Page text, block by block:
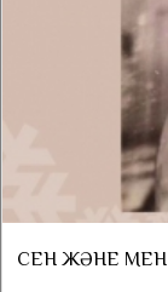
СЕН ЖӘНЕ МЕН